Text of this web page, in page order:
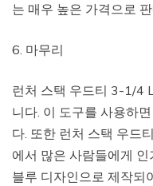
는 매우 높은 가격으로
6. 마무리
런처 스택 우드티 3-1/4
니다. 이 도구를 사용하
다. 또한 런처 스택 우드
에서 많은 사람들에게
블루 디자인으로 제작되